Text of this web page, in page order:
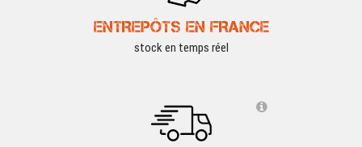
ENTREPÔTS EN FRANCE
stock en temps réel